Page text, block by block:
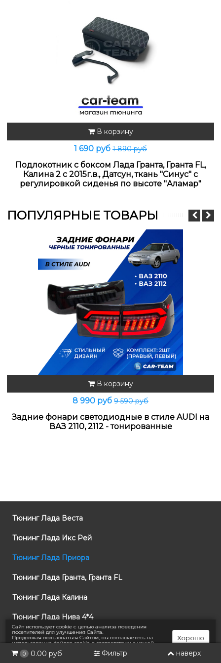
В корзину
1 690 руб 1 890 руб
Подлокотник с боксом Лада Гранта, Гранта FL,
Калина 2 с 2015г.в., Датсун, ткань "Синус" с
регулировкой сиденья по высоте "Аламар"
ПОПУЛЯРНЫЕ ТОВАРЫ
В корзину
8 990 руб 9 590 руб
Задние фонари светодиодные в стиле AUDI на
ВАЗ 2110, 2112 - тонированные
Тюнинг Лада Веста
Тюнинг Лада Икс Рей
Тюнинг Лада Приора
Тюнинг Лада Гранта, Гранта FL
Тюнинг Лада Калина
Тюнинг Лада Нива 4*4
Тюнинг Шевроле Нива
Тюнинг Лада Ларгус
0 0.00 руб Фильтр наверх
Сайт использует cookie с целью анализа поведения
посетителей для улучшения Сайта.
Продолжая пользоваться Сайтом, вы соглашаетесь на
использование файлов cookie в соответствии с нашей
Политикой конфиденциальности
Хорошо